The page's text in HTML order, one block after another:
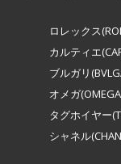
ロレックス
カルティエ
ブルガリ
オメガ
タグホイヤー
シャネル